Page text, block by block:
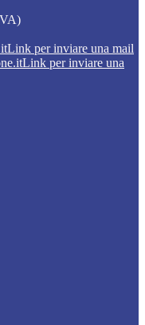
Link per inviare una mail
Link per inviare una